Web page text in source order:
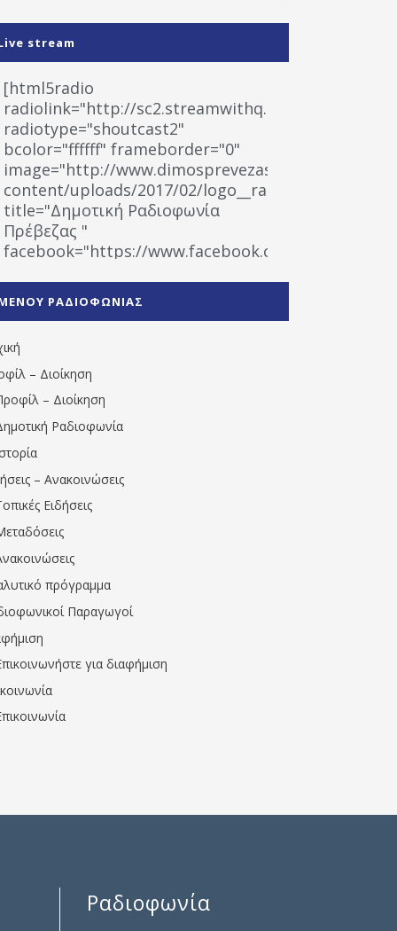
stream
[html5radio
radiolink="http://sc2.streamwithq.com:8028/
radiotype="shoutcast2"
bcolor="ffffff" frameborder="0"
image="http://www.dimosprevezas.gr/wp-
content/uploads/2017/02/logo__radiofonias.jpg"
title="Δημοτική Ραδιοφωνία
Πρέβεζας "
facebook="https://www.facebook.com/
1531194763766854/" artist="" ]
ΡΑΔΙΟΦΩΝΙΑΣ
– Διοίκηση
– Διοίκηση
Ραδιοφωνία
– Ανακοινώσεις
Ειδήσεις
πρόγραμμα
Παραγωγοί
για διαφήμιση
Ραδιοφωνία